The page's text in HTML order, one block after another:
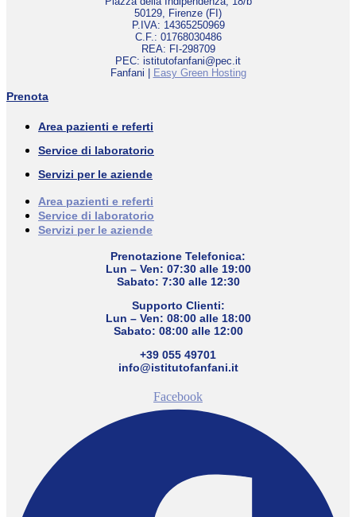
50129, Firenze (FI)
P.IVA: 14365250969
C.F.: 01768030486
REA: FI-298709
PEC: istitutofanfani@pec.it
Fanfani | Easy Green Hosting
Prenota
Area pazienti e referti
Service di laboratorio
Servizi per le aziende
Area pazienti e referti
Service di laboratorio
Servizi per le aziende
Prenotazione Telefonica:
Lun – Ven: 07:30 alle 19:00
Sabato: 7:30 alle 12:30
Supporto Clienti:
Lun – Ven: 08:00 alle 18:00
Sabato: 08:00 alle 12:00
+39 055 49701
info@istitutofanfani.it
Facebook